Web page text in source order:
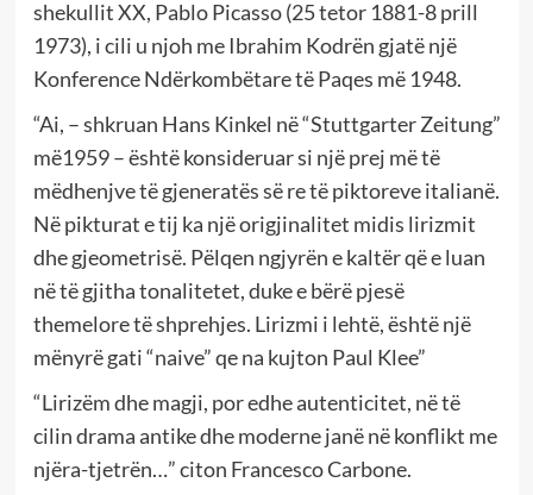
shekullit XX, Pablo Picasso (25 tetor 1881-8 prill
1973), i cili u njoh me Ibrahim Kodrën gjatë një
Konference Ndërkombëtare të Paqes më 1948.
“Ai, – shkruan Hans Kinkel në “Stuttgarter Zeitung”
më1959 – është konsideruar si një prej më të
mëdhenjve të gjeneratës së re të piktoreve italianë.
Në pikturat e tij ka një origjinalitet midis lirizmit
dhe gjeometrisë. Pëlqen ngjyrën e kaltër që e luan
në të gjitha tonalitetet, duke e bërë pjesë
themelore të shprehjes. Lirizmi i lehtë, është një
mënyrë gati “naive” qe na kujton Paul Klee”
“Lirizëm dhe magji, por edhe autenticitet, në të
cilin drama antike dhe moderne janë në konflikt me
njëra-tjetrën…” citon Francesco Carbone.